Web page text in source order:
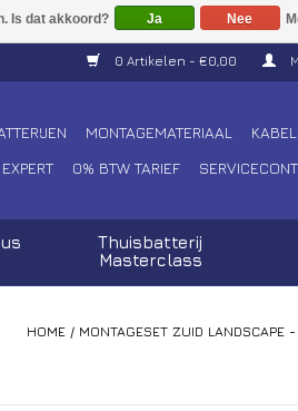
0 Artikelen - €0,00
MONTAGEMATERIAAL
0% BTW TARIEF
Thuisbatterij
Masterclass
HOME / MONTAGESET ZUID LANDSCAPE
Ja Nee